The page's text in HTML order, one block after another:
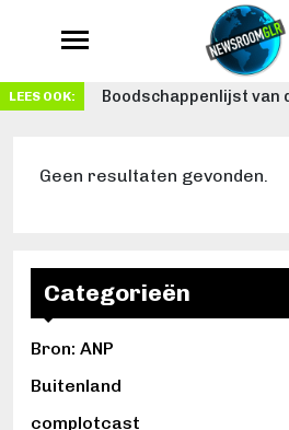
LEES OOK: Boodschappenlijst van
Categorieën
Bron: ANP
Buitenland
complotcast
Geen resultaten gevonden.